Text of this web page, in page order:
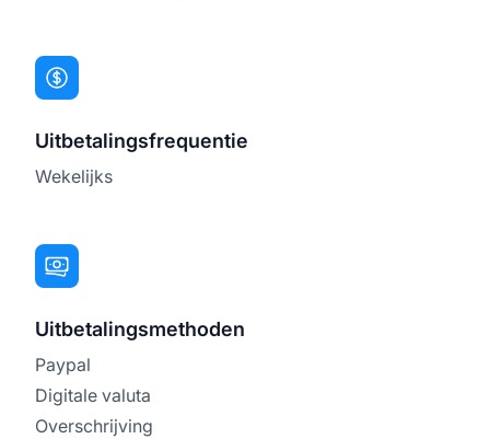
Uitbetalingsfrequentie
Wekelijks
Uitbetalingsmethoden
Paypal
Digitale valuta
Overschrijving